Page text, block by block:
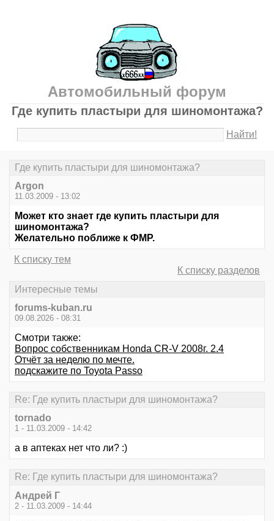
Автомобильный форум
Где купить пластыри для шиномонтажа?
Найти!
Где купить пластыри для шиномонтажа?
Argon
11.03.2009 - 13:02
Может кто знает где купить пластыри для
шиномонтажа?
Желательно поближе к ФМР.
К списку тем
К списку разделов
Интересные темы
forums-kuban.ru
09.08.2026 - 08:31
Смотри также:
Вопрос собственникам Honda CR-V 2008г. 2.4
Отчёт за неделю по мечте.
подскажите по Toyota Passo
Re: Где купить пластыри для шиномонтажа?
tornado
1 - 11.03.2009 - 14:42
а в аптеках нет что ли? :)
Re: Где купить пластыри для шиномонтажа?
Андрей Г
2 - 11.03.2009 - 14:44